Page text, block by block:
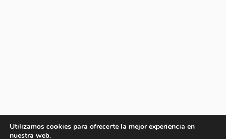
Utilizamos cookies para ofrecerte la mejor experiencia en
nuestra web.